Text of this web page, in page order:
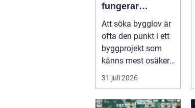
fungerar
processen från
idé till godkänt
beslut
Att söka bygglov är
ofta den punkt i ett
byggprojekt som
känns mest osäker.
Frågorna hopar sig:
vilk...
31 juli 2026